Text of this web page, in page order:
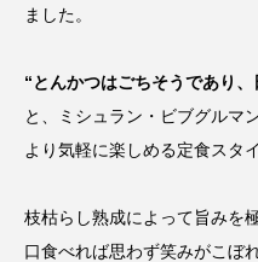
ました。
“とんかつはごちそうであり
と、ミシュラン・ビブグルマ
より気軽に楽しめる定食スタ
枝枯らし熟成によって旨みを
口食べれば思わず笑みがこぼ